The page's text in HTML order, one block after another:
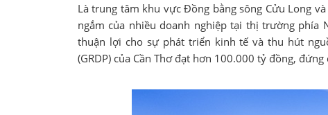
Là trung tâm khu vực Đồng bằng sông Cửu Long
ngắm của nhiều doanh nghiệp tại thị trường phía
thuận lợi cho sự phát triển kinh tế và thu hút
(GRDP) của Cần Thơ đạt hơn 100.000 tỷ đồng,